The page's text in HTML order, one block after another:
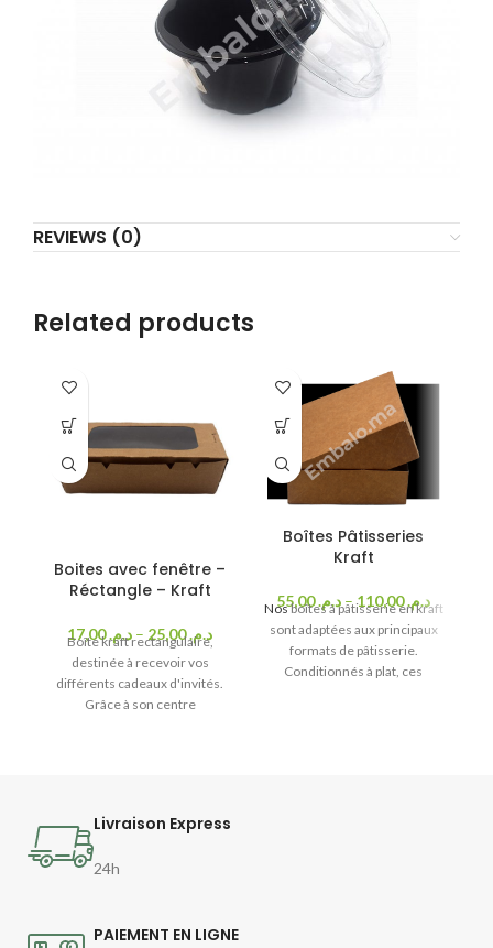
REVIEWS (0)
Related products
Boites avec fenêtre –
Réctangle – Kraft
د.م.17,00 – د.م.25,00
Boîte kraft rectangulaire,
destinée à recevoir vos
différents cadeaux d'invités.
Grâce à son centre
Boîtes Pâtisseries
Kraft
د.م.55,00 – د.م.110,00
Nosboîtes à pâtisserie en kraft
sont adaptées aux principaux
formats de pâtisserie.
Conditionnés à plat, ces
Livraison Express
24h
PAIEMENT EN LIGNE